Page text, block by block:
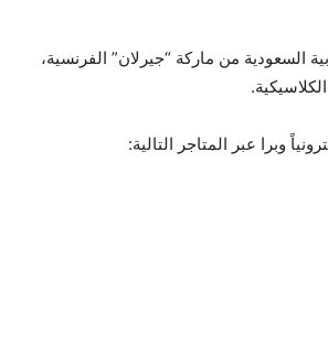
السعودية من ماركة “جيرلان” الفرنسية،